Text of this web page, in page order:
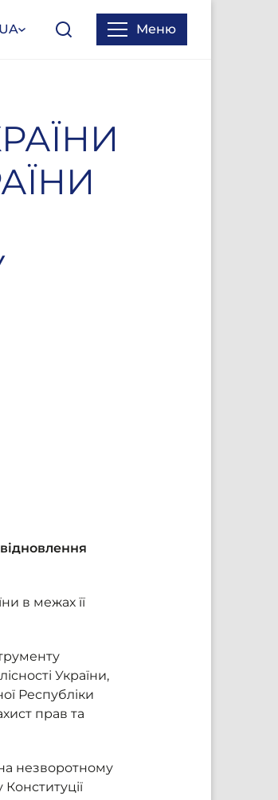
UA Меню
в межах її
України,
Республіки
прав та
незворотному